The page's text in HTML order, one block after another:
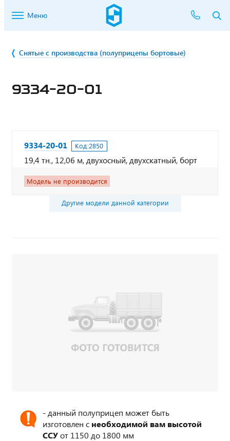
Меню
Снятые с производства (полуприцепы бортовые)
9334-20-01
9334-20-01 Код:2850
19,4 тн., 12,06 м, двухосный, двухскатный, борт
Модель не производится
Другие модели данной категории
- данный полуприцеп может быть
изготовлен с необходимой вам высотой
ССУот 1150 до 1800 мм